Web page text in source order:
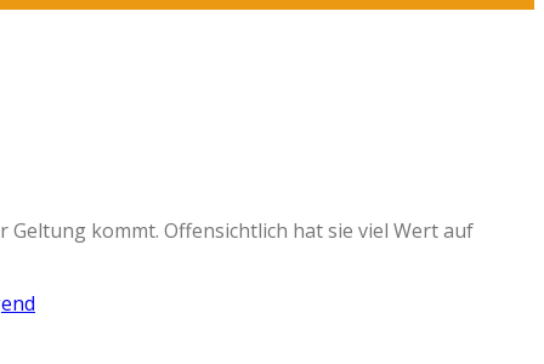
kommt. Offensichtlich hat sie viel Wert auf